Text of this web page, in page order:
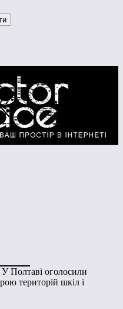
У Полтаві оголосили
територій шкіл і